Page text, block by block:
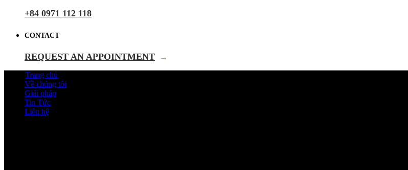
+84 0971 112 118
CONTACT
REQUEST AN APPOINTMENT →
Trang chủ
Về chúng tôi
Giải pháp
Tin Tức
Liên hệ